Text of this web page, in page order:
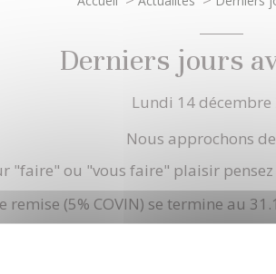
Derniers jours
Lundi 14 décembre
Nous approchons
"faire" ou "vous faire" plaisir
remise (5% COVIN) se termine au